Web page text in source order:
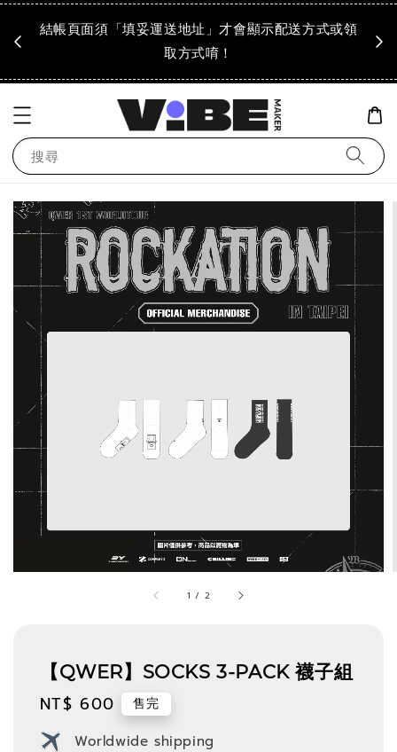
結帳頁面須「填妥運送地址」才會顯示配送方式或領
取方式唷！
搜尋
1 / 2
【QWER】SOCKS 3-PACK 襪子組
Regular
price
NT$ 600 售完
Worldwide shipping